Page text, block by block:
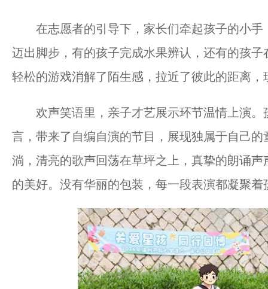
在志愿者的引导下，家长们牵起孩子的小手
迈出脚步，有的孩子完成水果辨认，还有的孩
轻松的游戏消解了陌生感，拉近了彼此的距离
欢声笑语里，亲子才艺展示环节温情上演。
言，带来了自编自演的节目，展现独属于自己
淌，清亮的歌声回荡在草坪之上，真挚的朗诵
的美好。没有华丽的包装，每一段表演都凝聚